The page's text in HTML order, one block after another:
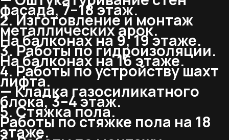
фасада, 7–18 этаж.
2. Изготовление и монтаж
металлических арок.
На балконах на 9, 19 этаже.
3. Работы по гидроизоляции.
На балконах на 16 этаже.
4. Работы по устройству шахт
лифта.
— Кладка газосиликатного
блока, 3–4 этаж.
5. Стяжка пола.
Работы по стяжке пола на 18
этаже.